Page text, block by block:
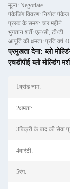
मूल्य: Negotiate
पैकेजिंग विवरण: निर्यात पैकेज
प्रसव के समय: चार महीने
भुगतान शर्तें: एल/सी, टी/टी
आपूर्ति की क्षमता: प्रति वर्ष
प्रमुखता देना:ब्लो
एचडीपीई ब्लो मोल्डिंग
1ब्रांड नाम:
2क्षमता:
3बिक्री के बाद की सेवा
4वारंटी:
5रंग: